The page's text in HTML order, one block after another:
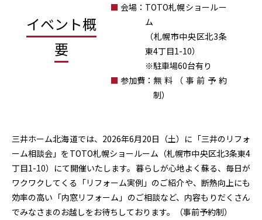
イベント概
要
■ 会場： TOTO札幌ショールー
ム
（札幌市中央区北3条
東4丁目1-10）
※駐車場60台有り
■ 参加費： 無料（事前予約
制）
三井ホーム北海道では、2026年6月20日（土）に「三井のリフォ
ーム相談会」をTOTO札幌ショールーム（札幌市中央区北3条東4
丁目1-10）にて開催いたします。暮らしが心地よく蘇る、毎日が
ワクワクしてくる「リフォーム実例」のご紹介や、断熱向上にも
効率の高い「内窓リフォーム」のご相談など、内容もりだくさん
でみなさまのお越しをお待ちしております。（事前予約制）